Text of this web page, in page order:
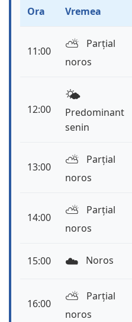
Ora Vremea
11:00 ⛅️
Parțial
noros
12:00
🌤️
Predominant
senin
13:00 ⛅️
Parțial
noros
14:00 ⛅️
Parțial
noros
15:00 ☁️ Noros
16:00 ⛅️
Parțial
noros